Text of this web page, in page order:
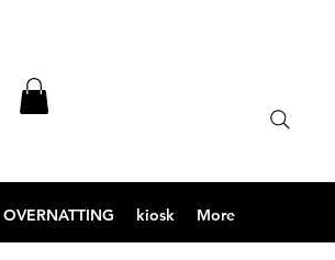
OVERNATTING kiosk More